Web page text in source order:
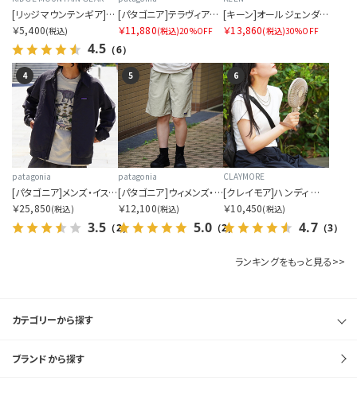
[リッジマウンテンギア]サンシェード 2026
￥5,400(税込)
4.5 （6）
[パタゴニア]テラヴィア・トート・パック 24L
￥11,880(税込)20%OFF
[キーン]オールジェンダー ユニーク PLT メリージェーン
￥13,860(税込)30%OFF
4
patagonia
[パタゴニア]メンズ・イスマス・アンラインド・ジャケット
￥25,850(税込)
3.5 （2）
5
patagonia
[パタゴニア]ウィメンズ・バギーズ・ロング
￥12,100(税込)
5.0 （2）
6
CLAYMORE
[クレイモア]ハンディ エー
￥10,450(税込)
4.7（3）
ランキングをもっと見る>>
カテゴリーから探す
ブランドから探す